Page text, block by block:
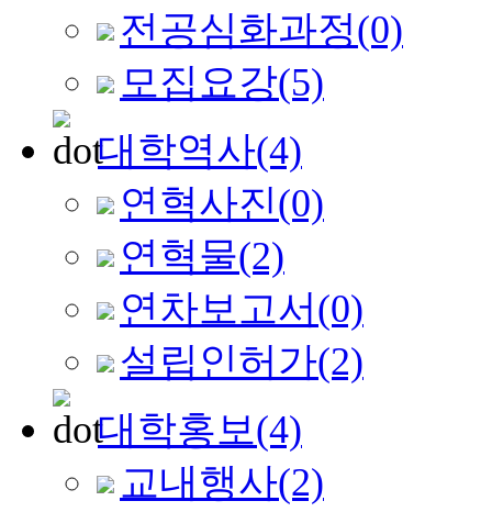
전공심화과정(0)
모집요강(5)
대학역사(4)
연혁사진(0)
연혁물(2)
연차보고서 (0)
설립인허가(2)
대학홍보(4)
교내행사(2)